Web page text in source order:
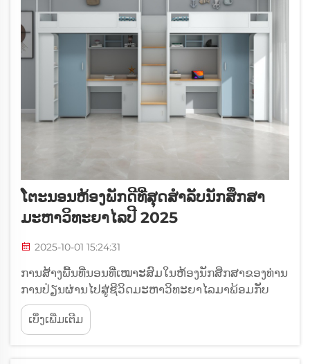
ໂຕະນອນຫ້ອງພັກດີທີ່ສຸດສຳລັບນັກສຶກສາ
ມະຫາວິທະຍາໄລປີ 2025
2025-10-01 15:24:31
ການສ້າງພື້ນທີ່ນອນທີ່ເໝາະສົມໃນຫ້ອງນັກສຶກສາຂອງທ່ານ
ການປ່ຽນຜ່ານໄປສູ່ຊີວິດມະຫາວິທະຍາໄລມາພ້ອມກັບ
ການປ່ຽນແປງຫຼາຍຢ່າງ, ແລະໜຶ່ງໃນດ້ານທີ່ສຳຄັນທີ່ສຸດກໍຄື
ການຮັບປະກັນການພັກຜ່ອນທີ່ມີຄຸນນະພາບໃນພື້ນທີ່ຢູ່
ອາໄສໃໝ່ຂອງທ່ານ. ເຕັ້ງນອນຫ້ອງພັກທີ່ຖືກເລືອກຢ່າງດີ
ເບິ່ງເພີ່ມເຕີມ